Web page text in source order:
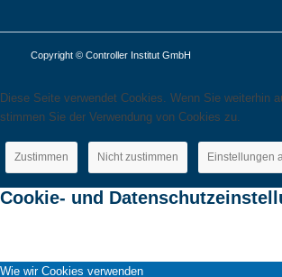
Copyright © Controller Institut GmbH
Diese Seite verwendet Cookies. Wenn Sie weiterhin
stimmen Sie der Verwendung von Cookies zu.
Zustimmen Nicht zustimmen Einstellungen
Cookie- und
Wie wir Cookies verwenden